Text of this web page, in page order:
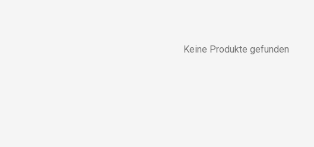
Keine Produkte gefunden